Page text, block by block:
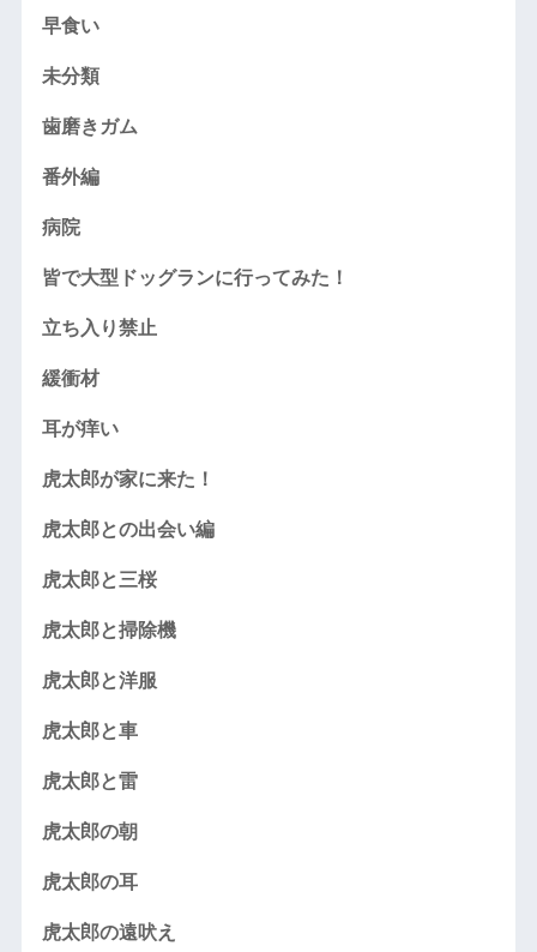
早食い
未分類
歯磨きガム
番外編
病院
皆で大型ドッグランに行ってみた！
立ち入り禁止
緩衝材
耳が痒い
虎太郎が家に来た！
虎太郎との出会い編
虎太郎と三桜
虎太郎と掃除機
虎太郎と洋服
虎太郎と車
虎太郎と雷
虎太郎の朝
虎太郎の耳
虎太郎の遠吠え